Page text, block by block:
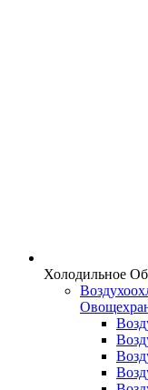
Холодильное